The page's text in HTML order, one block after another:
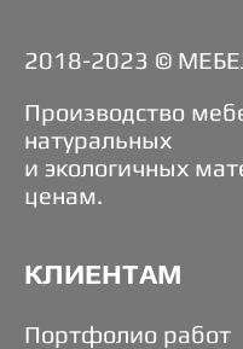
2018-2023 ©
Производство
натуральных
и экологичных
ценам.
КЛИЕНТАМ
Портфолио работ